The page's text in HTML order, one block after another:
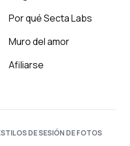
Por qué Secta Labs
Muro del amor
Afiliarse
DE SESIÓN DE FOTOS